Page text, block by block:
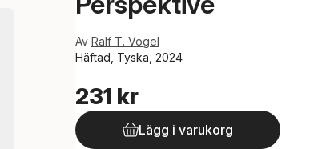
Av Ralf T. Vogel
Häftad, Tyska, 2024
231 kr
Lägg i varukorg